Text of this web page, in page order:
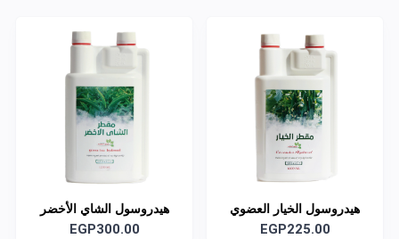
هيدروسول الخيار العضوي
EGP225.00
هيدروسول الشاي الأخضر
العضوي
EGP300.00